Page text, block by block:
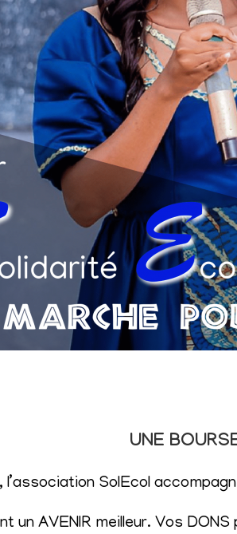
UNE
l’association SolEcol
un AVENIR meilleur. Vos